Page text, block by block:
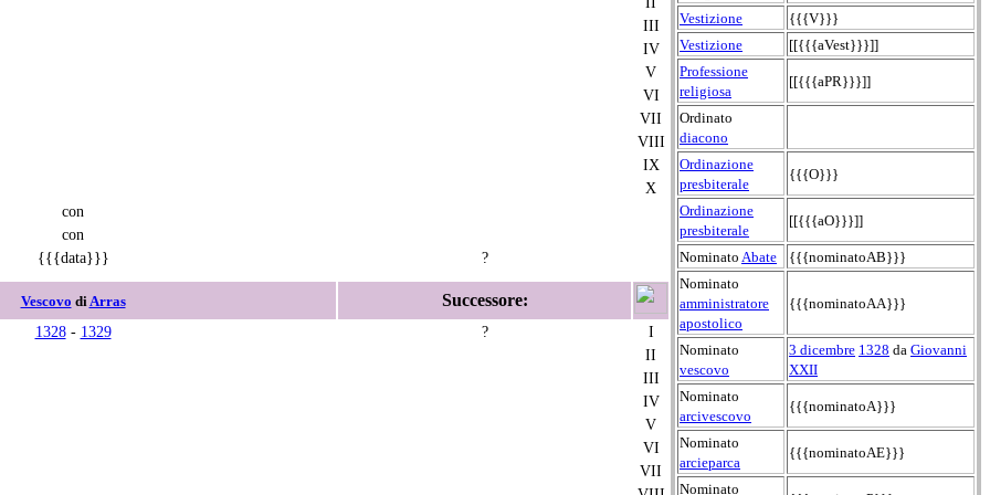
Vestizione
{{{V}}}
Vestizione
[[{{{aVest}}}]]
Professione
religiosa
[[{{{aPR}}}]]
Ordinato
diacono
Ordinazione
presbiterale
{{{O}}}
Ordinazione
presbiterale
[[{{{aO}}}]]
Nominato Abate
{{{nominatoAB}}}
Nominato
amministratore
apostolico
{{{nominatoAA}}}
Nominato
vescovo
3 dicembre 1328 da Giovanni
XXII
Nominato
arcivescovo
{{{nominatoA}}}
Nominato
arcieparca
{{{nominatoAE}}}
Nominato
III
IV
V
VI
VII
VIII
IX
X
con
con
{{{data}}} ?
Vescovo diArras Successore:
1328- 1329 ?
I
II
III
IV
V
VI
VII